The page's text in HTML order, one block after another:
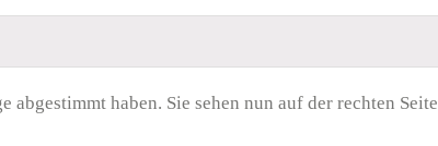
abgestimmt haben. Sie sehen nun auf der rechten Seite